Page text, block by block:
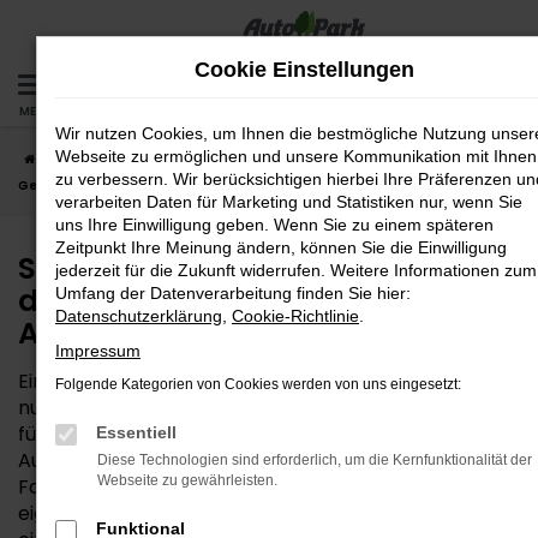
Zum
springen
MENÜ
Startseite Augsburg Seat Seat Arona
Seat Arona
Gebrauchtwagen – die günstige Lösung für Augsburg
Seat Arona Gebrauchtwagen –
die günstige Lösung für
Augsburg
Ein Seat Arona Gebrauchtwagen ist weit mehr als
nur ein kostensparender Kompromiss. Wenn Sie sich
für dieses Modell entscheiden, erhalten Sie bei der
AutoPark GmbH ein komplett durchgechecktes
Fahrzeug in Bestform. Für Ihre Mobilität in Augsburg
eignet sich das Fahrzeug perfekt – den
Cookie Einstellungen
Wir nutzen Cookies, um Ihnen die bestmögliche Nutzung
Webseite zu ermöglichen und unsere Kommunikation mit Ihnen
zu verbessern. Wir berücksichtigen hierbei Ihre Präferenzen
verarbeiten Daten für Marketing und Statistiken nur, wenn Sie
uns Ihre Einwilligung geben. Wenn Sie zu einem späteren
Zeitpunkt Ihre Meinung ändern, können Sie die Einwilligung
jederzeit für die Zukunft widerrufen. Weitere Informationen zum
Umfang der Datenverarbeitung finden Sie hier:
Datenschutzerklärung Cookie-Richtlinie
Impressum
Folgende Kategorien von Cookies werden von uns eingesetzt:
Essentiell
Diese Technologien sind erforderlich, um die Kernfunktionalität der
Webseite zu gewährleisten.
Funktional